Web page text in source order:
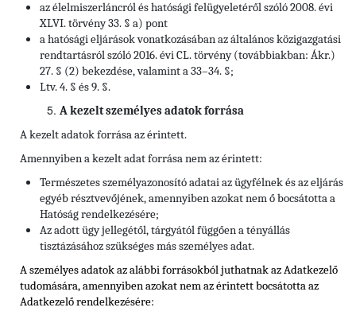
az élelmiszerláncról és hatósági felügyeletéről szóló 2008. évi
XLVI. törvény 33. § a) pont
a hatósági eljárások vonatkozásában az általános közigazgatási
rendtartásról szóló 2016. évi CL. törvény (továbbiakban: Ákr.)
27. § (2) bekezdése, valamint a 33–34. §;
Ltv. 4. § és 9. §.
A kezelt személyes adatok forrása
A kezelt adatok forrása az érintett.
Amennyiben a kezelt adat forrása nem az érintett:
Természetes személyazonosító adatai az ügyfélnek és az eljárás
egyéb résztvevőjének, amennyiben azokat nem ő bocsátotta a
Hatóság rendelkezésére;
Az adott ügy jellegétől, tárgyától függően a tényállás
tisztázásához szükséges más személyes adat.
A személyes adatok az alábbi forrásokból juthatnak az Adatkezelő
tudomására, amennyiben azokat nem az érintett bocsátotta az
Adatkezelő rendelkezésére: